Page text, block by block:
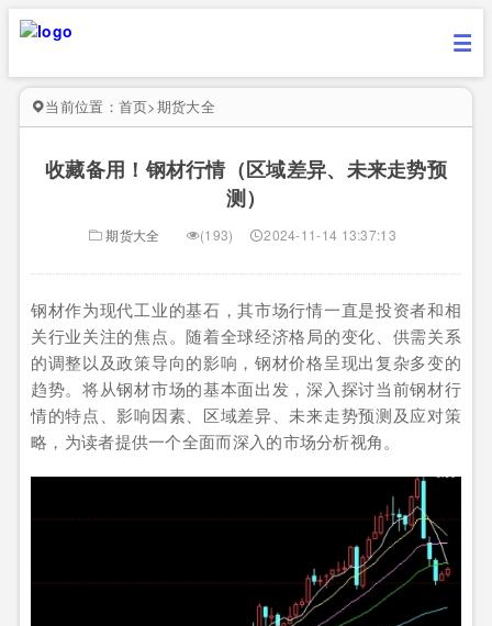
当前位置： 首页>期货大全
收藏备用！钢材行情（区域差异、未来走势预
测）
期货大全 (193) 2024-11-14 13:37:13
钢材作为现代工业的基石，其市场行情一直是投资者和相
关行业关注的焦点。随着全球经济格局的变化、供需关系
的调整以及政策导向的影响，钢材价格呈现出复杂多变的
趋势。将从钢材市场的基本面出发，深入探讨当前钢材行
情的特点、影响因素、区域差异、未来走势预测及应对策
略，为读者提供一个全面而深入的市场分析视角。